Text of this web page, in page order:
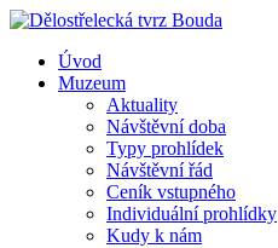
Úvod
Muzeum
Aktuality
Návštěvní doba
Typy prohlídek
Návštěvní řád
Ceník vstupného
Individuální prohlídky
Kudy k nám